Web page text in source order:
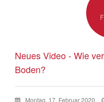
Neues Video - Wie
Boden?
Montag, 17. Februar 2020